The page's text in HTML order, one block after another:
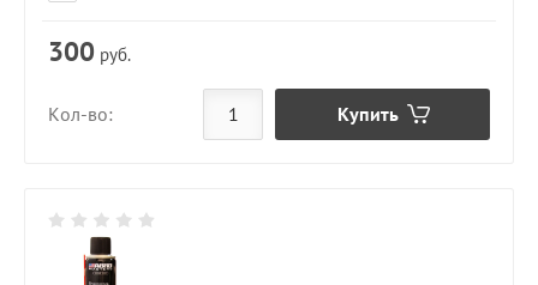
Кол-во:
300 руб.
Купить